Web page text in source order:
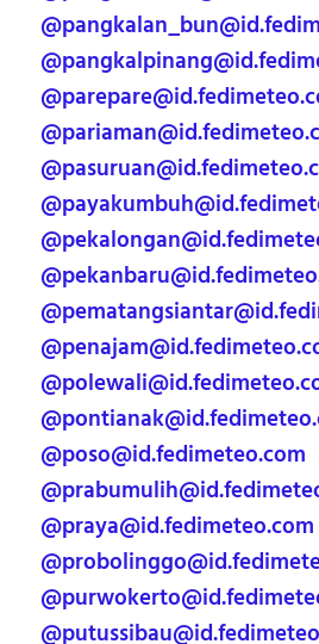
@poso@id.fedimeteo.com
@praya@id.fedimeteo.com